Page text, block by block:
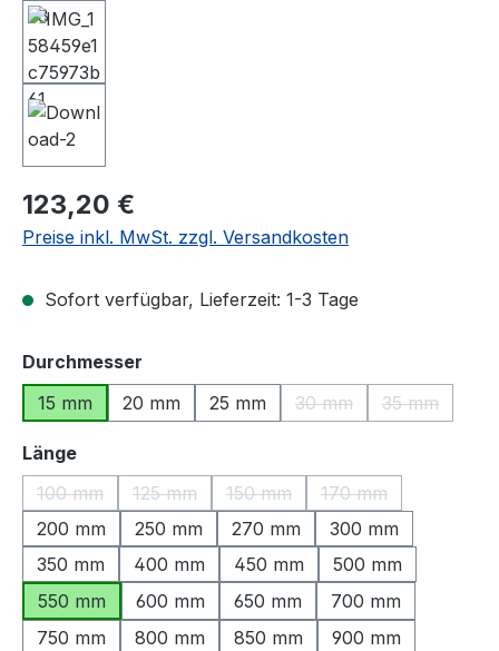
Regulärer Preis:
123,20 €
Preise inkl. MwSt. zzgl. Versandkosten
Sofort verfügbar, Lieferzeit: 1-3 Tage
Durchmesser
15 mm
20 mm 25 mm 30 mm
(Diese Option ist
35 mm
(Diese
Längeauswählen
100 mm
(Diese Option ist zurzeit nicht verfügbar.)
125 mm
(Diese Option ist zurzeit nicht verfügbar.)
150 mm
(Diese Option ist zurzeit nicht
170 mm
(Diese Option ist
200 mm 250 mm 270 mm
300 mm
350 mm
400 mm 450 mm
500 mm
550 mm
600 mm 650 mm
700 mm
750 mm
800 mm 850 mm
900 mm